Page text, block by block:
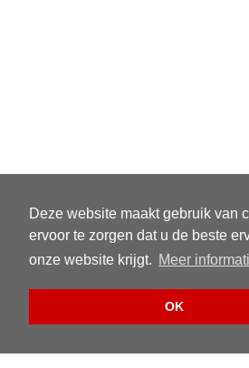
Deze website maakt gebruik van
ervoor te zorgen dat u de beste
onze website krijgt. Meer
OK